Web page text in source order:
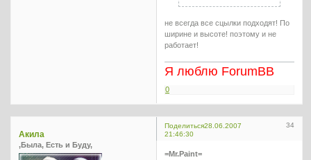
не всегда все сцылки подходят! По
ширине и высоте! поэтому и не
работает!
Я люблю ForumBB
0
Поделиться 34
28.06.2007
21:46:30
Акила
,Была, Есть и Буду,
=Mr.Paint=